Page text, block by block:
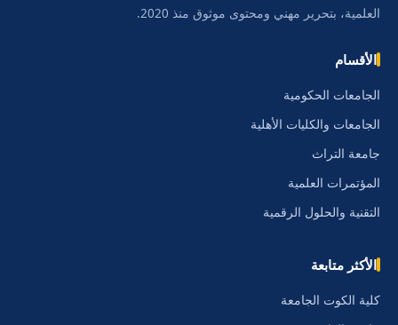
العلمية، بتحرير مهني ومحتوى موثوق منذ 2020.
الأقسام
الجامعات الحكومية
الجامعات والكليات الأهلية
جامعة التراث
المؤتمرات العلمية
التقنية والحلول الرقمية
الأكثر متابعة
كلية الكوت الجامعة